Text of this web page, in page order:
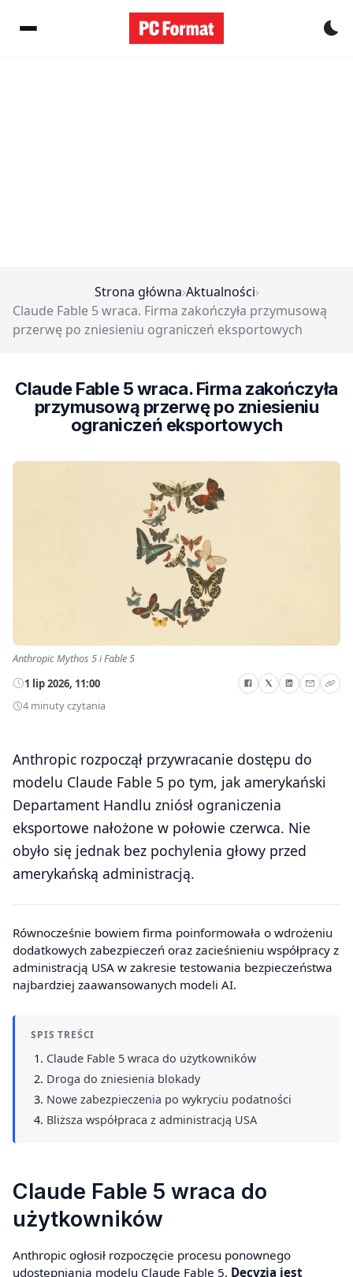
Strona główna›Aktualności›
Claude Fable 5 wraca. Firma zakończyła przymusową
przerwę po zniesieniu ograniczeń eksportowych
Claude Fable 5 wraca. Firma zakończyła
przymusową przerwę po zniesieniu
ograniczeń eksportowych
Anthropic Mythos 5 i Fable 5
1 lip 2026, 11:00
4 minuty czytania
Anthropic rozpoczął przywracanie dostępu do
modelu Claude Fable 5 po tym, jak amerykański
Departament Handlu zniósł ograniczenia
eksportowe nałożone w połowie czerwca. Nie
obyło się jednak bez pochylenia głowy przed
amerykańską administracją.
Równocześnie bowiem firma poinformowała o wdrożeniu
dodatkowych zabezpieczeń oraz zacieśnieniu współpracy z
administracją USA w zakresie testowania bezpieczeństwa
najbardziej zaawansowanych modeli AI.
SPIS TREŚCI
Claude Fable 5 wraca do użytkowników
Droga do zniesienia blokady
Nowe zabezpieczenia po wykryciu podatności
Bliższa współpraca z administracją USA
Claude Fable 5 wraca do
użytkowników
Anthropic ogłosił rozpoczęcie procesu ponownego
udostępniania modelu Claude Fable 5. Decyzja jest